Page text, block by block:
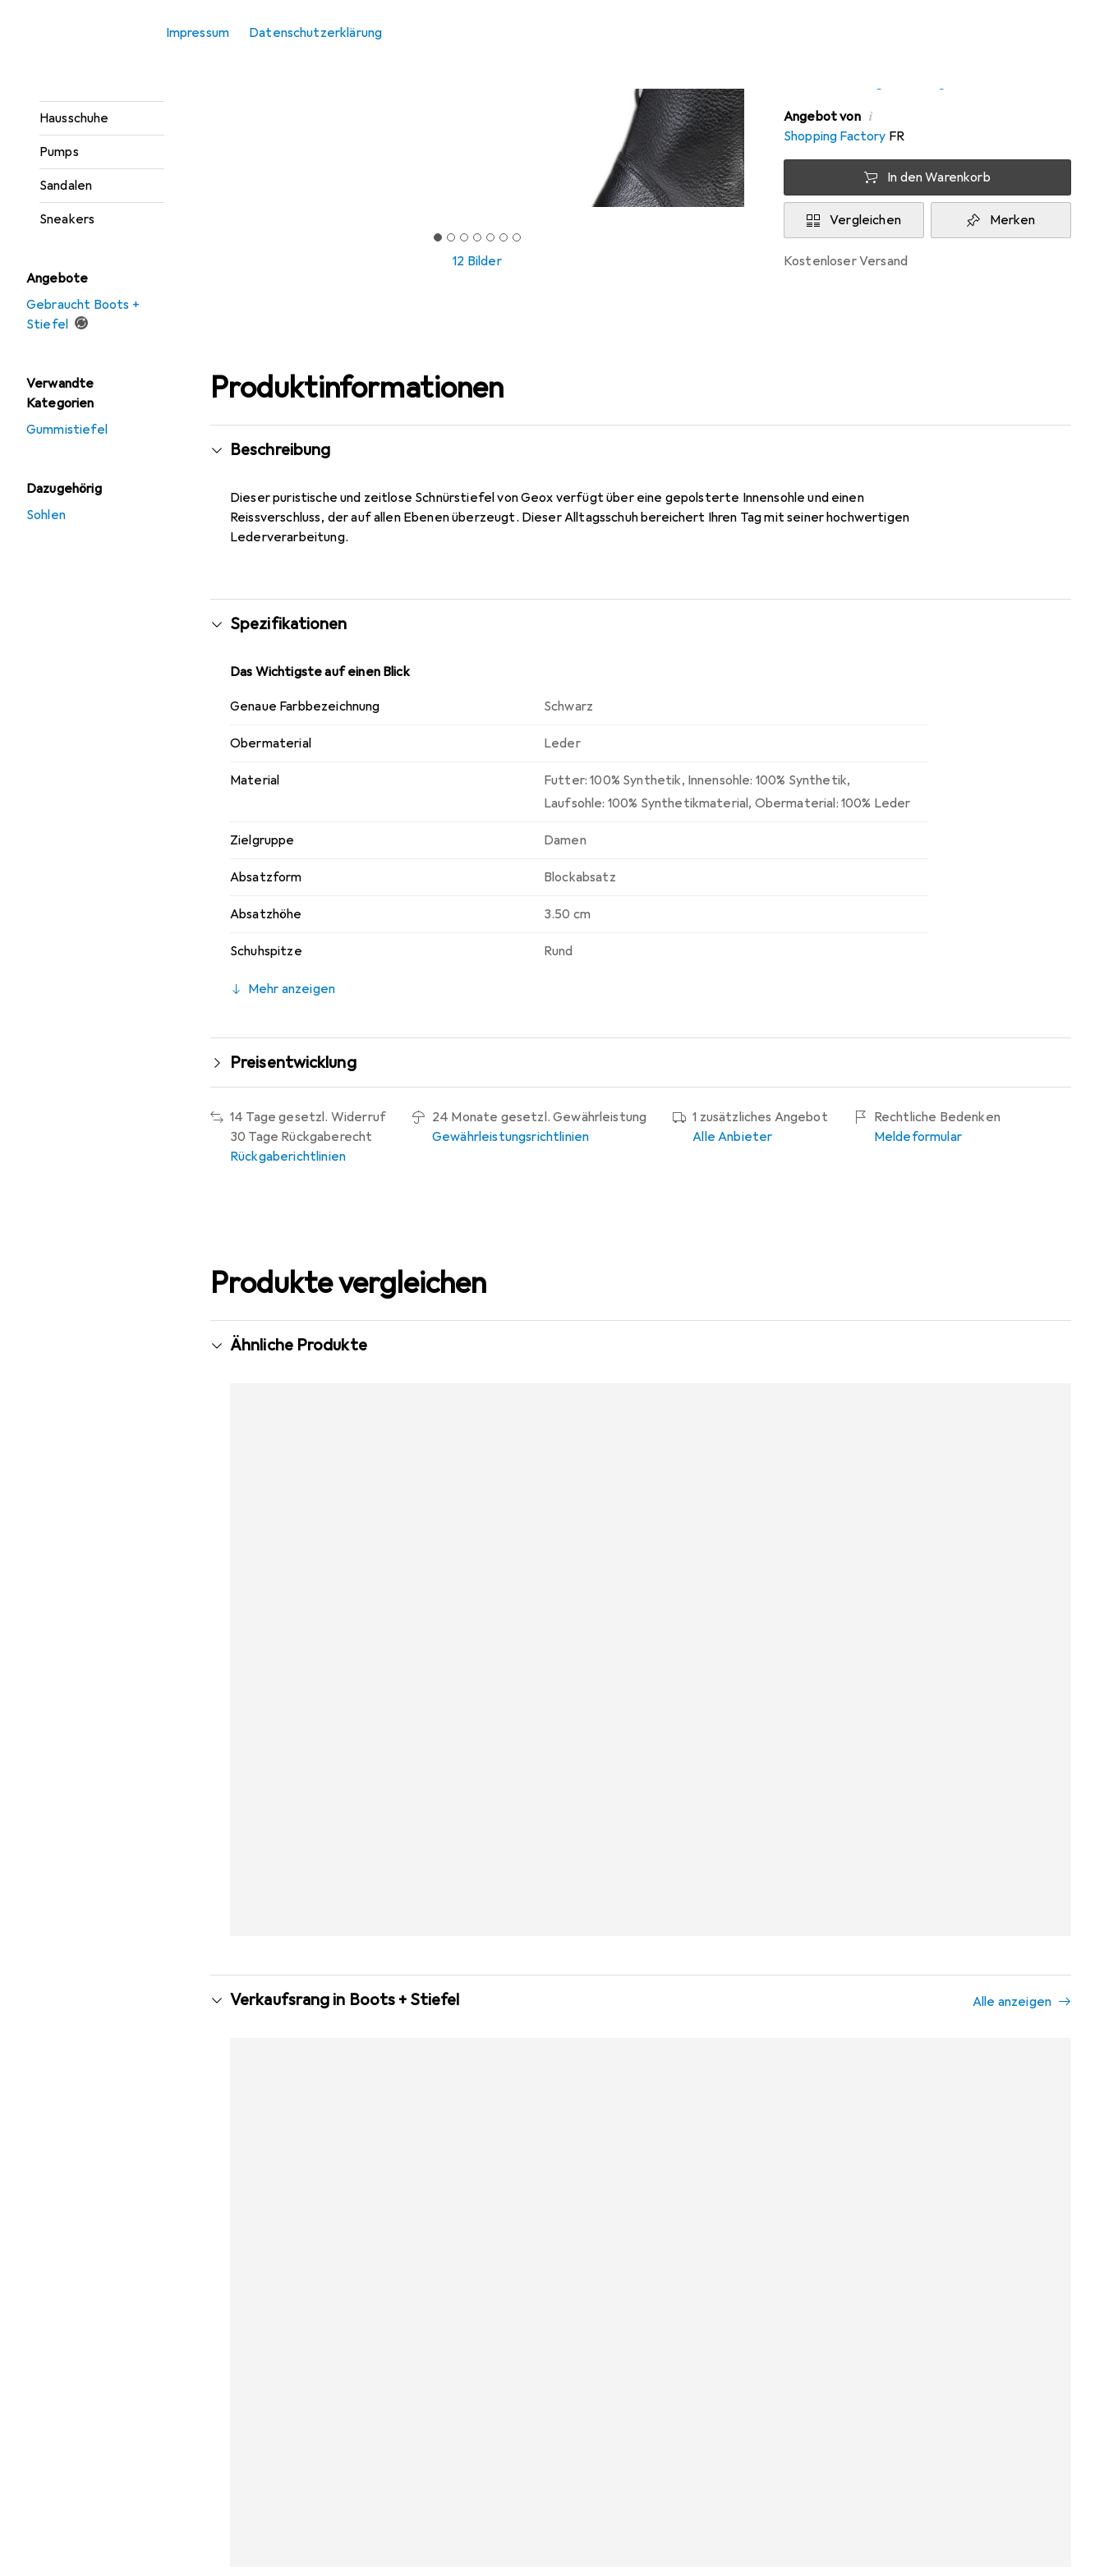
Impressum Datenschutzerklärung
Hausschuhe
Pumps
Sandalen
Sneakers
Angebote
Gebraucht Boots +
Stiefel
Verwandte
Kategorien
Gummistiefel
Dazugehörig
Sohlen
12 Bilder
Angebot von i
Shopping Factory FR
In den Warenkorb
Vergleichen Merken
kostenloser Versand
Produktinformationen
Beschreibung
Dieser puristische und zeitlose Schnürstiefel von Geox verfügt über eine gepolsterte Innensohle und einen
Reissverschluss, der auf allen Ebenen überzeugt. Dieser Alltagsschuh bereichert Ihren Tag mit seiner hochwertigen
Lederverarbeitung.
Spezifikationen
Das Wichtigste auf einen Blick
Genaue Farbbezeichnung Schwarz
Obermaterial Leder
Material Futter: 100% Synthetik, Innensohle: 100% Synthetik,
Laufsohle: 100% Synthetikmaterial, Obermaterial: 100% Leder
Zielgruppe Damen
Absatzform Blockabsatz
Absatzhöhe 3.50 cm
Schuhspitze Rund
Mehr anzeigen
Preisentwicklung
14 Tage gesetzl. Widerruf
30 Tage Rückgaberecht
Rückgaberichtlinien
24 Monate gesetzl. Gewährleistung
Gewährleistungsrichtlinien
1 zusätzliches Angebot
Alle Anbieter
Rechtliche Bedenken
Meldeformular
Produkte vergleichen
Ähnliche Produkte
Verkaufsrang in Boots + Stiefel Alle anzeigen